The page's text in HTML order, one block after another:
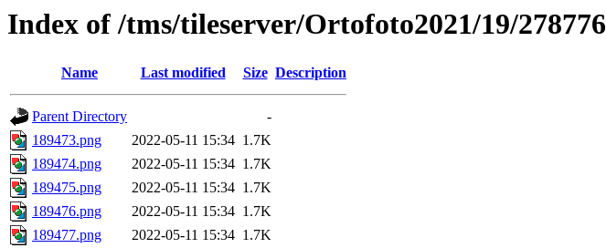
Index of /tms/tileserver/Ortofoto2021/19/278776
Name Last modified Size Description
Parent Directory
-
189473.png
2022-05-11 15:34 1.7K
189474.png
2022-05-11 15:34 1.7K
189475.png
2022-05-11 15:34 1.7K
189476.png
2022-05-11 15:34 1.7K
189477.png
2022-05-11 15:34 1.7K